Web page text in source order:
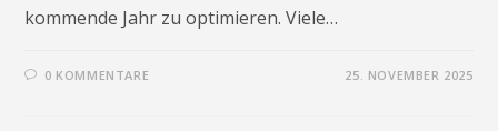
kommende Jahr zu optimieren. Viele…
0 KOMMENTARE 25. NOVEMBER 2025